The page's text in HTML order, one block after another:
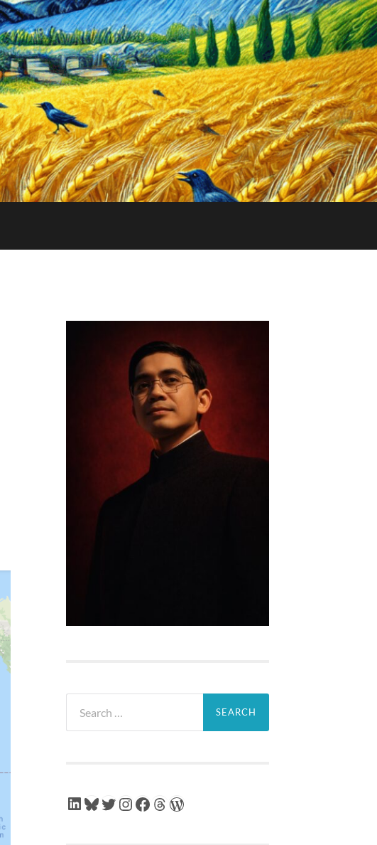
for:
LinkedIn
Bluesky
Twitter
Instagram
Facebook
Threads
WordPress